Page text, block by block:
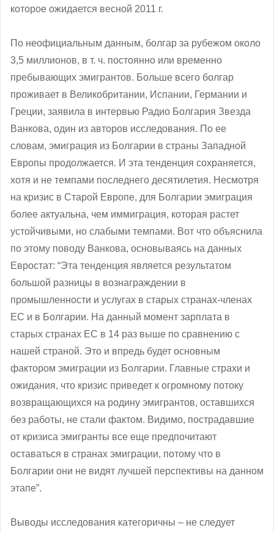
которое ожидается весной 2011 г.
По неофициальным данным, болгар за рубежом около
3,5 миллионов, в т. ч. постоянно или временно
пребывающих эмигрантов. Больше всего болгар
проживает в Великобритании, Испании, Германии и
Греции, заявила в интервью Радио Болгария Звезда
Ванкова, один из авторов исследования. По ее
словам, эмиграция из Болгарии в страны Западной
Европы продолжается. И эта тенденция сохраняется,
хотя и не темпами последнего десятилетия. Несмотря
на кризис в Старой Европе, для Болгарии эмиграция
более актуальна, чем иммиграция, которая растет
устойчивыми, но слабыми темпами. Вот что объяснила
по этому поводу Ванкова, основываясь на данных
Евростат: “Эта тенденция является результатом
большой разницы в вознаграждении в
промышленности и услугах в старых странах-членах
ЕС и в Болгарии. На данный момент зарплата в
старых странах ЕС в 14 раз выше по сравнению с
нашей страной. Это и впредь будет основным
фактором эмиграции из Болгарии. Главные страхи и
ожидания, что кризис приведет к огромному потоку
возвращающихся на родину эмигрантов, оставшихся
без работы, не стали фактом. Видимо, пострадавшие
от кризиса эмигранты все еще предпочитают
оставаться в странах эмиграции, потому что в
Болгарии они не видят лучшей перспективы на данном
этапе”.
Выводы исследования категоричны – не следует